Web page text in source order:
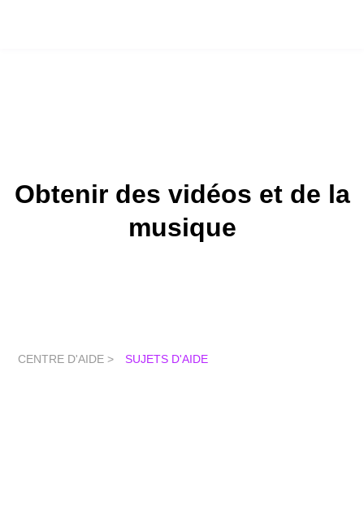
Obtenir des vidéos et de la
musique
CENTRE D'AIDE > SUJETS D'AIDE